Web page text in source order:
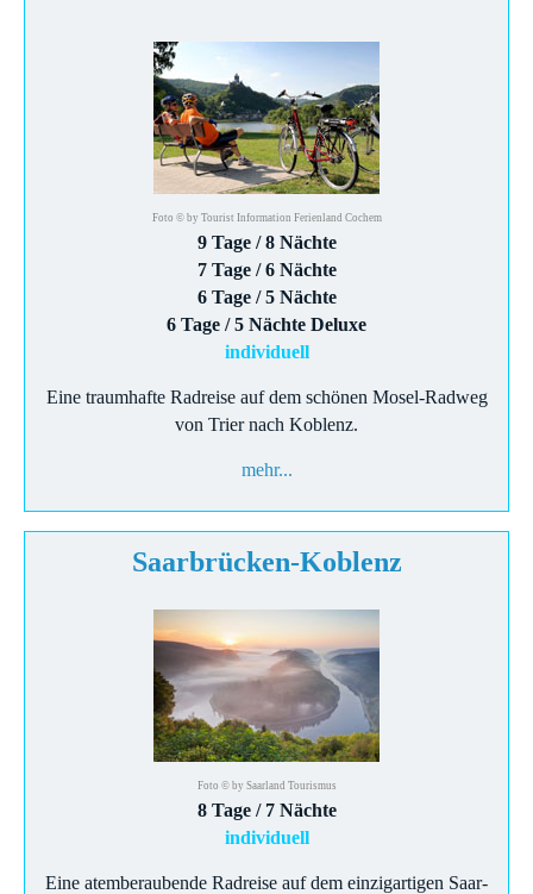
Foto © by Tourist Information Ferienland Cochem
9 Tage / 8 Nächte
7 Tage / 6 Nächte
6 Tage / 5 Nächte
6 Tage / 5 Nächte Deluxe
individuell
Eine traumhafte Radreise auf dem schönen Mosel-Radweg
von Trier nach Koblenz.
mehr...
Saarbrücken-Koblenz
Foto © by Saarland Tourismus
8 Tage / 7 Nächte
individuell
Eine atemberaubende Radreise auf dem einzigartigen Saar-